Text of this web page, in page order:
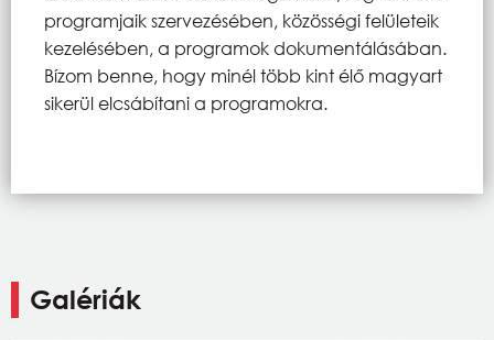
programjaik szervezésében, közösségi felületeik
kezelésében, a programok dokumentálásában.
Bízom benne, hogy minél több kint élő magyart
sikerül elcsábítani a programokra.
Galériák